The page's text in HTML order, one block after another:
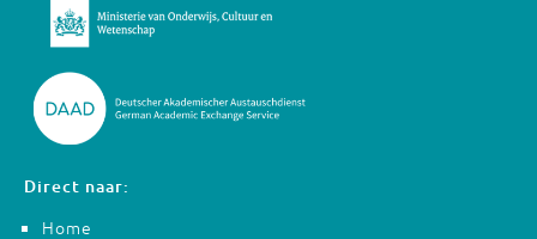
Direct naar:
Home